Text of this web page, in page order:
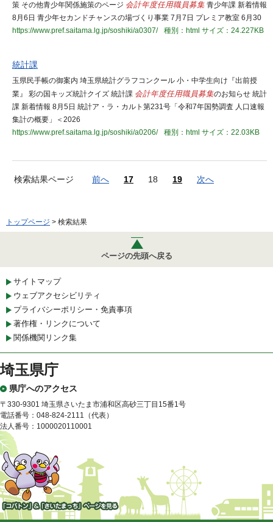
策 その他青少年関係施策のページ 会計年度任用職員募集 青少年課 新着情報
8月6日 青少年セカンドチャンスの場づくり事業 7月7日 プレミア教室 6月30
https://www.pref.saitama.lg.jp/soshiki/a0307/
種別：html サイズ：24.227KB
統計課
玉県民手帳の御案内 埼玉県統計グラフコンクール 小・中学生向け『出前授
業』 彩の国キッズ統計クイズ 統計課 会計年度任用職員募集のお知らせ 統計
課 新着情報 8月5日 統計ア・ラ・カルト第231号「令和7年国勢調査 人口速報
集計の概要」＜2026
https://www.pref.saitama.lg.jp/soshiki/a0206/
種別：html サイズ：22.03KB
検索結果ページ 前へ 17 18 19 次へ
トップページ > 検索結果
ページの先頭へ戻る
サイトマップ
ウェブアクセシビリティ
プライバシーポリシー・免責事項
著作権・リンクについて
関係機関リンク集
埼玉県庁
県庁へのアクセス
〒330-9301 埼玉県さいたま市浦和区高砂三丁目15番1号
電話番号：048-824-2111（代表）
法人番号：1000020110001
「コバトン」&「さいたまっ